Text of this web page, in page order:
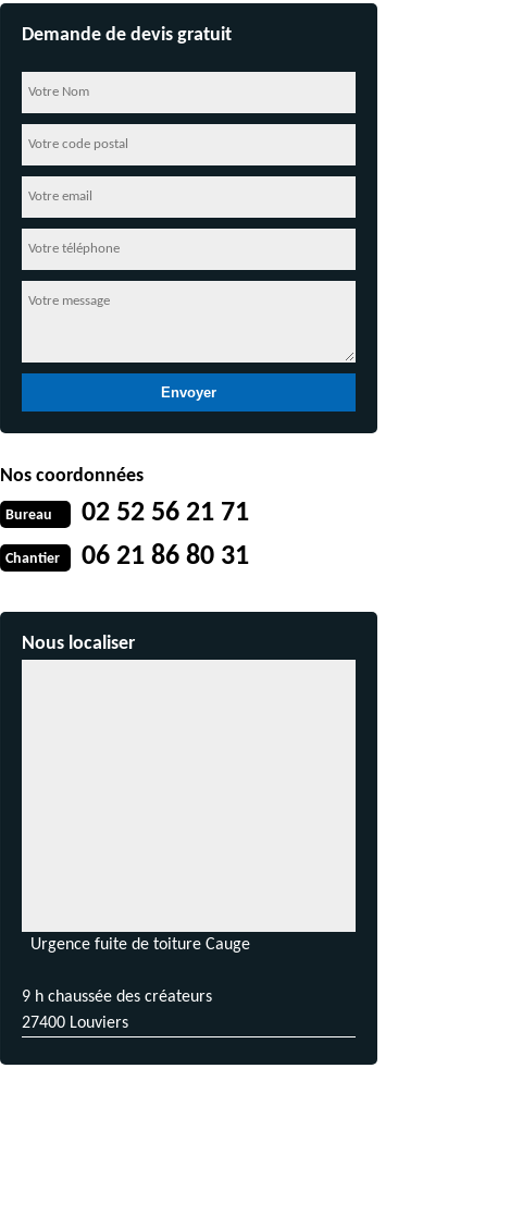
Demande de devis gratuit
Nos coordonnées
Bureau 02 52 56 21 71
Chantier 06 21 86 80 31
Nous localiser
Urgence fuite de toiture Cauge
9 h chaussée des créateurs
27400 Louviers